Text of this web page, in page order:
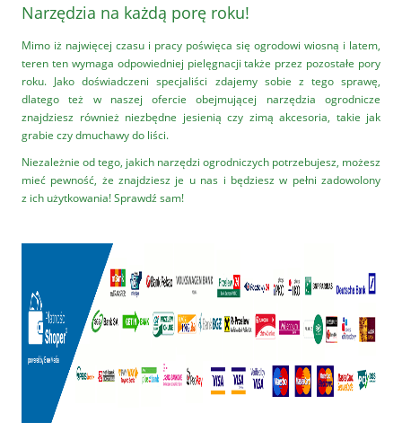
Narzędzia na każdą porę roku!
Mimo iż najwięcej czasu i pracy poświęca się ogrodowi wiosną i latem,
teren ten wymaga odpowiedniej pielęgnacji także przez pozostałe pory
roku. Jako doświadczeni specjaliści zdajemy sobie z tego sprawę,
dlatego też w naszej ofercie obejmującej narzędzia ogrodnicze
znajdziesz również niezbędne jesienią czy zimą akcesoria, takie jak
grabie czy dmuchawy do liści.
Niezależnie od tego, jakich narzędzi ogrodniczych potrzebujesz, możesz
mieć pewność, że znajdziesz je u nas i będziesz w pełni zadowolony
z ich użytkowania! Sprawdź sam!